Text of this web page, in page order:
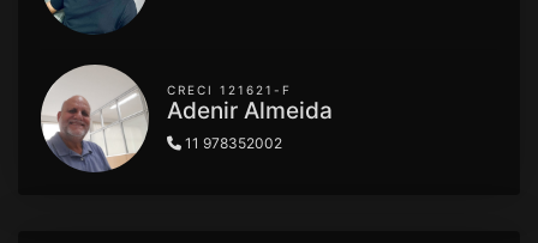
CRECI 121621-F
Adenir Almeida
11 978352002